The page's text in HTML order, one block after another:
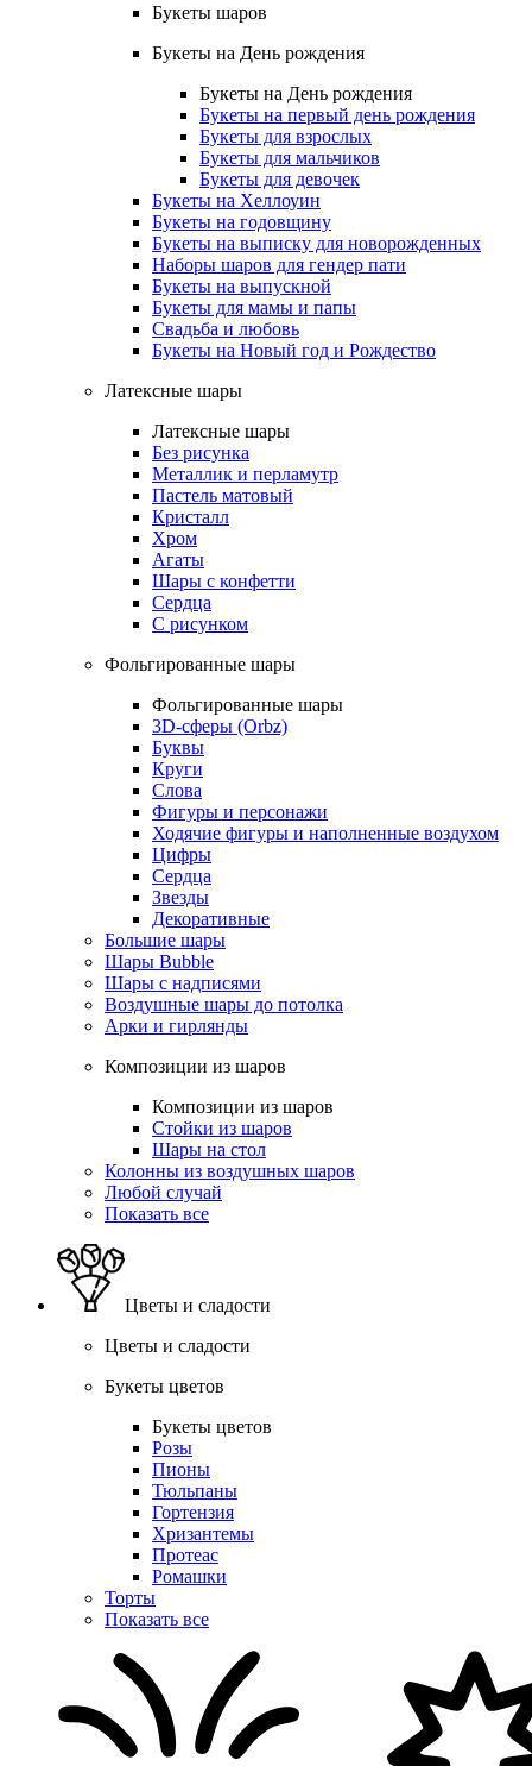
Букеты шаров
Букеты на День рождения
Букеты на День рождения
Букеты на первый день рождения
Букеты для взрослых
Букеты для мальчиков
Букеты для девочек
Букеты на Хеллоуин
Букеты на годовщину
Букеты на выписку для новорожденных
Наборы шаров для гендер пати
Букеты на выпускной
Букеты для мамы и папы
Свадьба и любовь
Букеты на Новый год и Рождество
Латексные шары
Латексные шары
Без рисунка
Металлик и перламутр
Пастель матовый
Кристалл
Хром
Агаты
Шары с конфетти
Сердца
С рисунком
Фольгированные шары
Фольгированные шары
3D-сферы (Orbz)
Буквы
Круги
Слова
Фигуры и персонажи
Ходячие фигуры и наполненные воздухом
Цифры
Сердца
Звезды
Декоративные
Большие шары
Шары Bubble
Шары с надписями
Воздушные шары до потолка
Арки и гирлянды
Композиции из шаров
Композиции из шаров
Стойки из шаров
Шары на стол
Колонны из воздушных шаров
Любой случай
Показать все
Цветы и сладости
Цветы и сладости
Букеты цветов
Букеты цветов
Розы
Пионы
Тюльпаны
Гортензия
Хризантемы
Протеас
Ромашки
Торты
Показать все